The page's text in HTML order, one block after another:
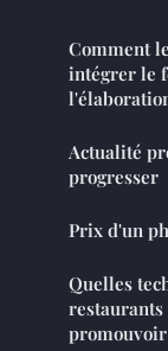
Comment
intégrer le
Actualité
progresser
Prix d'un
Quelles